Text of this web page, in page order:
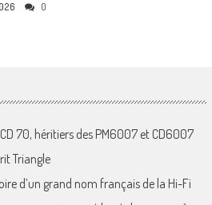
0
70, héritiers des PM6007 et CD6007
Triangle
d’un grand nom français de la Hi-Fi